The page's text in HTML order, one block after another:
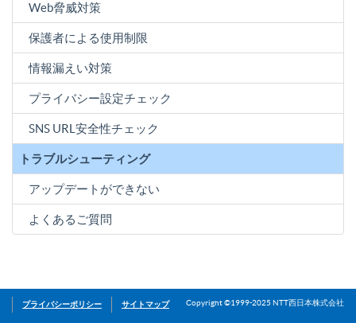
Web脅威対策
保護者による使用制限
情報漏えい対策
プライバシー設定チェック
SNS URL安全性チェック
トラブルシューティング
アップデートができない
よくあるご質問
プライバシーポリシー サイトマップ